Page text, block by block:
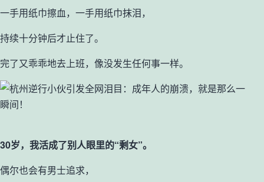
一手用纸巾擦血，一手用纸巾抹泪，
持续十分钟后才止住了。
完了又乖乖地去上班，像没发生任何事一样。
30岁，我活成了别人眼里的“剩女”。
偶尔也会有男士追求，